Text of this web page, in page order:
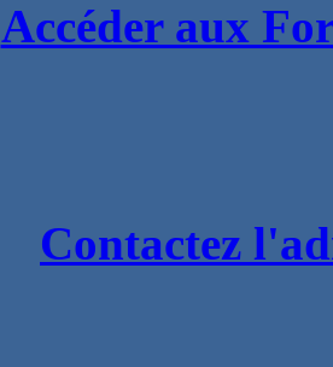
Accéder aux
Contactez